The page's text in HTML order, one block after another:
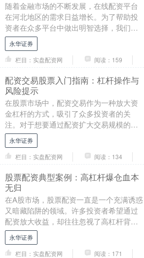
随着金融市场的不断发展，在线配资平台
在河北地区的需求日益增长。为了帮助投
资者在众多平台中做出明智选择，我们结
合平台资质、用户口碑、风控能力及服务
质量，整理出河北....
永华证券
栏目：实盘配资网
阅读：159
配资交易股票入门指南：杠杆操作与
风险提示
在股票市场中，配资交易作为一种放大资
金杠杆的方式，吸引了众多投资者的关
注。对于想要通过配资扩大交易规模的投
资者来说，了解其操作原理和潜在风险至
关重要。本文将为您....
永华证券
栏目：实盘配资网
阅读：134
股票配资典型案例：高杠杆爆仓血本
无归
在A股市场，股票配资一直是一个充满诱惑
又暗藏陷阱的领域。许多投资者希望通过
配资放大收益，却往往忽视了高杠杆背后
的巨大风险。本文通过一个典型案例，揭
示股票配资的真....
永华证券
栏目：实盘配资网
阅读：171